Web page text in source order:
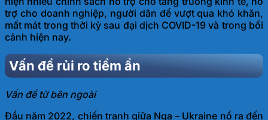
trợ cho doanh nghiệp, người dân để vượt qua khó khăn,
mất mát trong thời kỳ sau đại dịch COVID-19 và trong bối
cảnh hiện nay.
Vấn đề rủi ro tiềm ẩn
Vấn đề từ bên ngoài
Đầu năm 2022, chiến tranh giữa Nga – Ukraine nổ ra đến